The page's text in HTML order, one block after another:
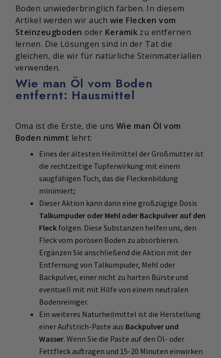
Boden unwiederbringlich färben. In diesem
Artikel werden wir auch wie Flecken vom
Steinzeugboden oder Keramik zu entfernen
lernen. Die Lösungen sind in der Tat die
gleichen, die wir für natürliche Steinmaterialien
verwenden.
Wie man Öl vom Boden
entfernt: Hausmittel
Oma ist die Erste, die uns Wie man Öl vom
Boden nimmt lehrt:
Eines der ältesten Heilmittel der Großmutter ist
die rechtzeitige Tupferwirkung mit einem
saugfähigen Tuch, das die Fleckenbildung
minimiert;
Dieser Aktion kann dann eine großzügige Dosis
Talkumpuder oder Mehl oder Backpulver auf den
Fleck folgen. Diese Substanzen helfen uns, den
Fleck vom porösen Boden zu absorbieren.
Ergänzen Sie anschließend die Aktion mit der
Entfernung von Talkumpuder, Mehl oder
Backpulver, einer nicht zu harten Bürste und
eventuell mit mit Hilfe von einem neutralen
Bodenreiniger.
Ein weiteres Naturheilmittel ist die Herstellung
einer Aufstrich-Paste aus Backpulver und
Wasser. Wenn Sie die Paste auf den Öl- oder
Fettfleck auftragen und 15-20 Minuten einwirken